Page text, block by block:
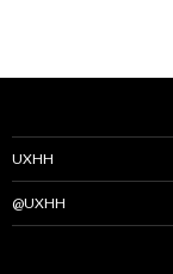
UXHH
@UXHH